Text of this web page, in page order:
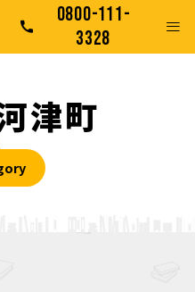
0800-111-
3328
津町